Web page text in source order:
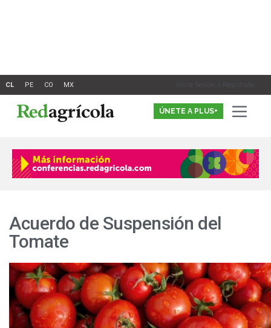
Inicia Sesión o Registrate
ÚNETE A PLUS+
Acuerdo de Suspensión del
Tomate
Aranceles
y
cautela
productiva
condicionan